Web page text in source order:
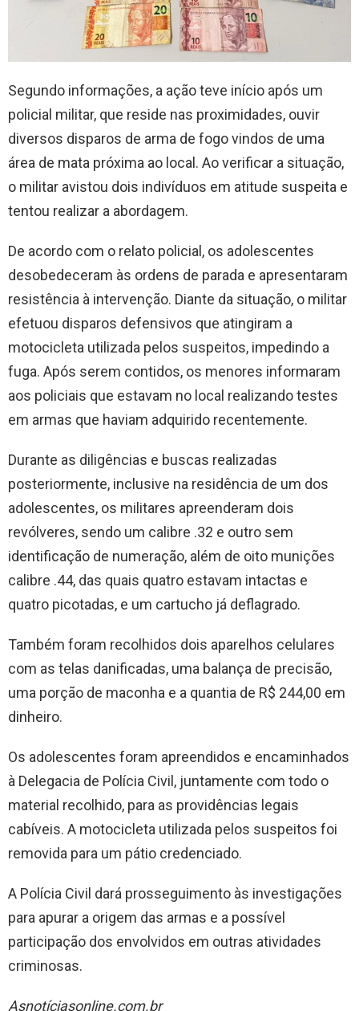
Segundo informações, a ação teve início após um
policial militar, que reside nas proximidades, ouvir
diversos disparos de arma de fogo vindos de uma
área de mata próxima ao local. Ao verificar a situação,
o militar avistou dois indivíduos em atitude suspeita e
tentou realizar a abordagem.
De acordo com o relato policial, os adolescentes
desobedeceram às ordens de parada e apresentaram
resistência à intervenção. Diante da situação, o militar
efetuou disparos defensivos que atingiram a
motocicleta utilizada pelos suspeitos, impedindo a
fuga. Após serem contidos, os menores informaram
aos policiais que estavam no local realizando testes
em armas que haviam adquirido recentemente.
Durante as diligências e buscas realizadas
posteriormente, inclusive na residência de um dos
adolescentes, os militares apreenderam dois
revólveres, sendo um calibre .32 e outro sem
identificação de numeração, além de oito munições
calibre .44, das quais quatro estavam intactas e
quatro picotadas, e um cartucho já deflagrado.
Também foram recolhidos dois aparelhos celulares
com as telas danificadas, uma balança de precisão,
uma porção de maconha e a quantia de R$ 244,00 em
dinheiro.
Os adolescentes foram apreendidos e encaminhados
à Delegacia de Polícia Civil, juntamente com todo o
material recolhido, para as providências legais
cabíveis. A motocicleta utilizada pelos suspeitos foi
removida para um pátio credenciado.
A Polícia Civil dará prosseguimento às investigações
para apurar a origem das armas e a possível
participação dos envolvidos em outras atividades
criminosas.
Asnotíciasonline.com.br